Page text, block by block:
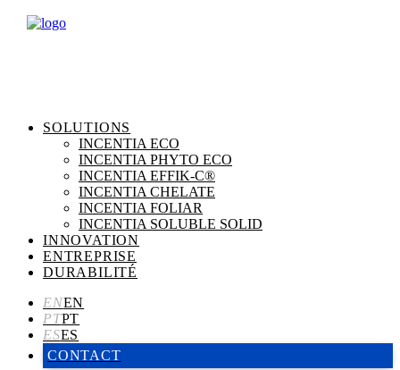
SOLUTIONS
INCENTIA ECO
INCENTIA PHYTO ECO
INCENTIA EFFIK-C®
INCENTIA CHELATE
INCENTIA FOLIAR
INCENTIA SOLUBLE SOLID
INNOVATION
ENTREPRISE
DURABILITÉ
CONTACT